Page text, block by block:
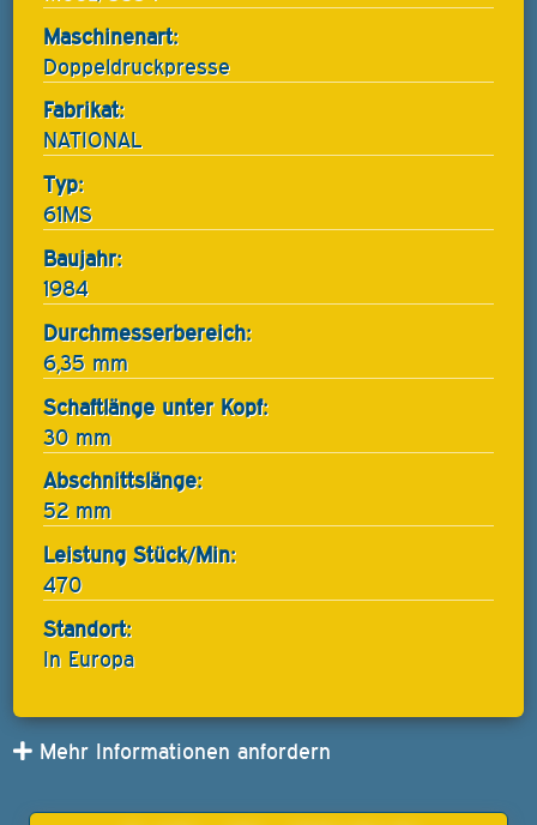
Maschinenart:
Doppeldruckpresse
Fabrikat:
NATIONAL
Typ:
61MS
Baujahr:
1984
Durchmesserbereich:
6,35 mm
Schaftlänge unter Kopf:
30 mm
Abschnittslänge:
52 mm
Leistung Stück/Min:
470
Standort:
In Europa
Mehr Informationen anfordern